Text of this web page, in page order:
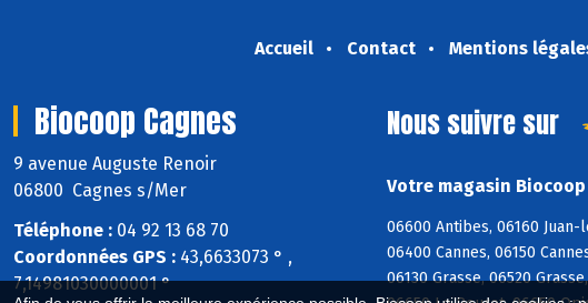
Accueil Contact Mentions
Biocoop Cagnes
9 avenue Auguste Renoir
06800 Cagnes s/Mer
Téléphone : 04 92 13 68 70
Coordonnées GPS : 43,6633073 ° ,
7,14981030000001 °
Nous suivre sur
Votre magasin
06600 Antibes, 06160
06400 Cannes, 06150
06130 Grasse, 06520